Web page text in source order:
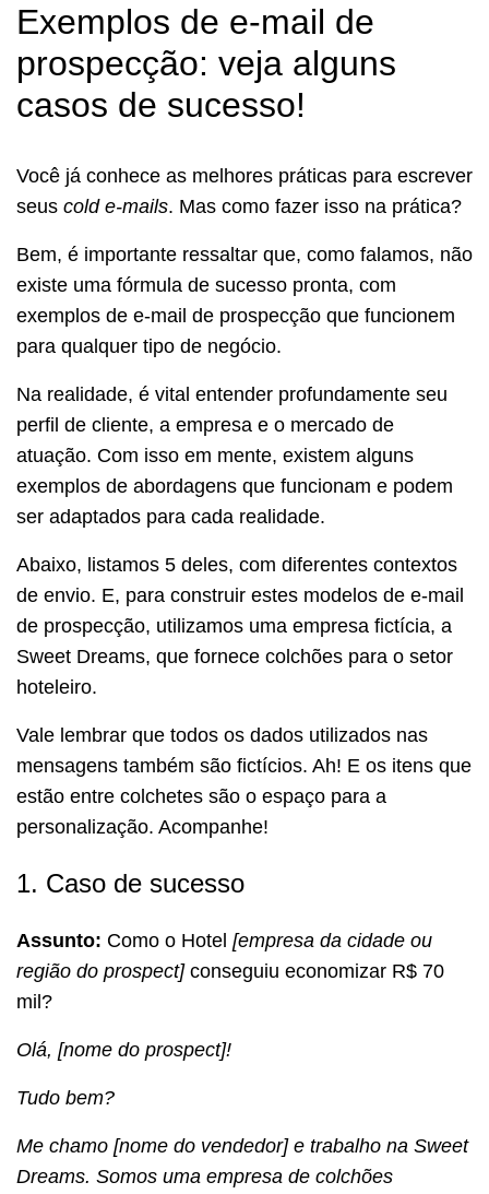
Exemplos de e-mail de
prospecção: veja alguns
casos de sucesso!
Você já conhece as melhores práticas para escrever
seus cold e-mails. Mas como fazer isso na prática?
Bem, é importante ressaltar que, como falamos, não
existe uma fórmula de sucesso pronta, com
exemplos de e-mail de prospecção que funcionem
para qualquer tipo de negócio.
Na realidade, é vital entender profundamente seu
perfil de cliente, a empresa e o mercado de
atuação. Com isso em mente, existem alguns
exemplos de abordagens que funcionam e podem
ser adaptados para cada realidade.
Abaixo, listamos 5 deles, com diferentes contextos
de envio. E, para construir estes modelos de e-mail
de prospecção, utilizamos uma empresa fictícia, a
Sweet Dreams, que fornece colchões para o setor
hoteleiro.
Vale lembrar que todos os dados utilizados nas
mensagens também são fictícios. Ah! E os itens que
estão entre colchetes são o espaço para a
personalização. Acompanhe!
1. Caso de sucesso
Assunto: Como o Hotel [empresa da cidade ou
região do prospect] conseguiu economizar R$ 70
mil?
Olá, [nome do prospect]!
Tudo bem?
Me chamo [nome do vendedor] e trabalho na Sweet
Dreams. Somos uma empresa de colchões